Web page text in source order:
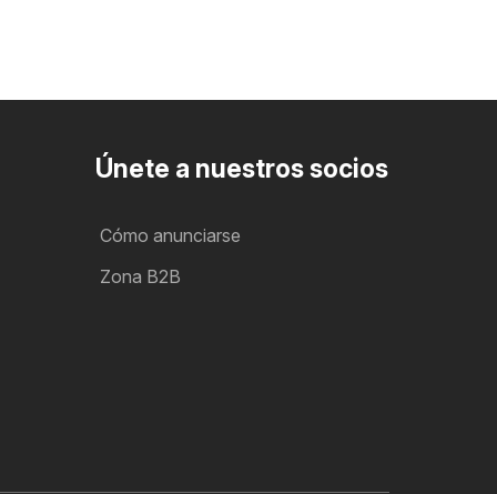
Únete a nuestros socios
Cómo anunciarse
Zona B2B